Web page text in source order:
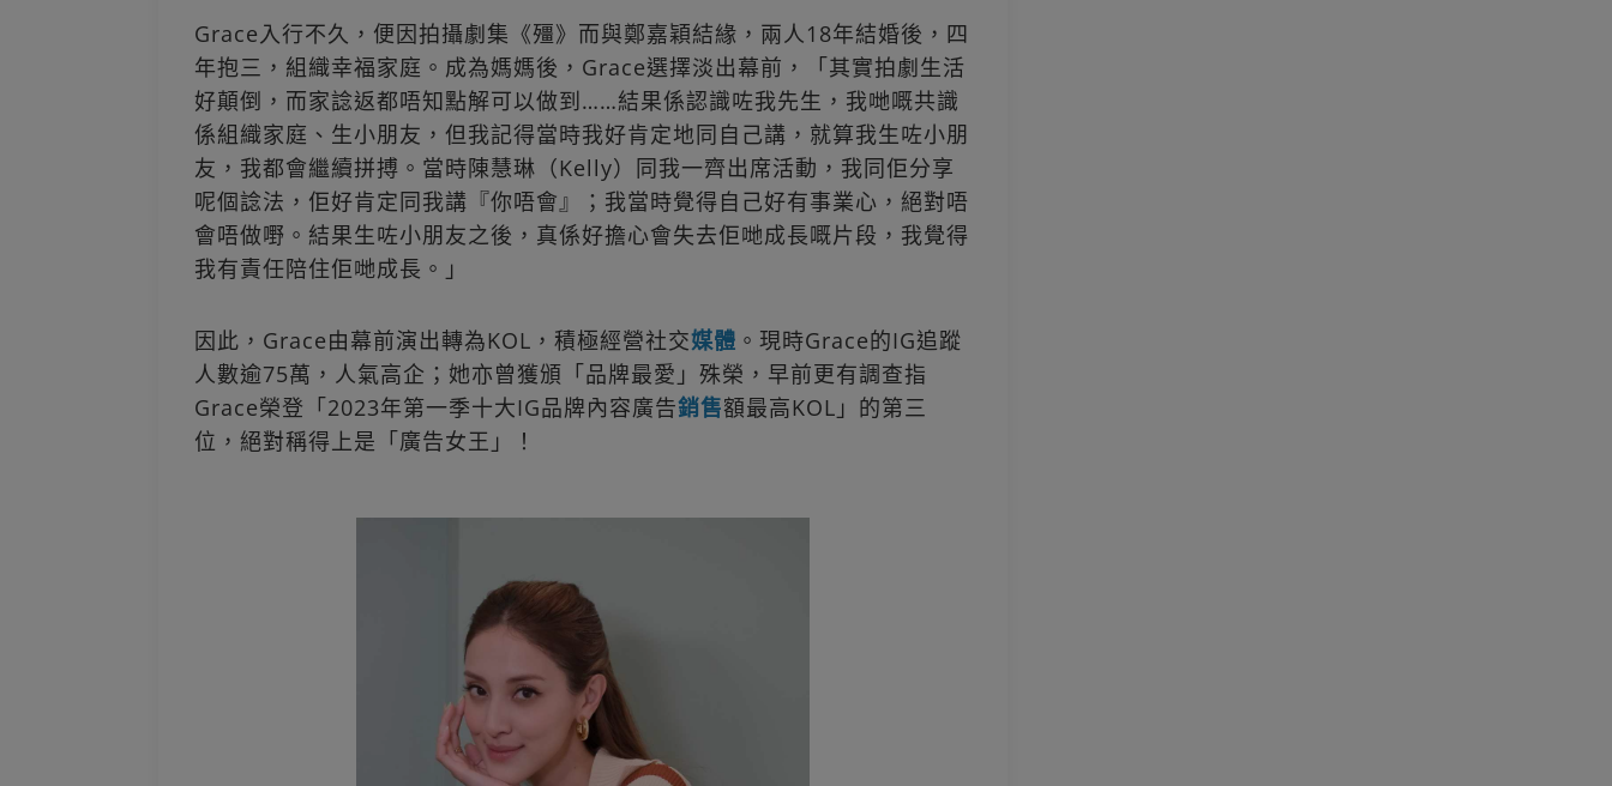
Grace入行不久，便因拍攝劇集《殭》而與鄭嘉穎結緣，兩人18年結婚後，四
年抱三，組織幸福家庭。成為媽媽後，Grace選擇淡出幕前，「其實拍劇生活
好顛倒，而家諗返都唔知點解可以做到……結果係認識咗我先生，我哋嘅共識
係組織家庭、生小朋友，但我記得當時我好肯定地同自己講，就算我生咗小朋
友，我都會繼續拼搏。當時陳慧琳（Kelly）同我一齊出席活動，我同佢分享
呢個諗法，佢好肯定同我講『你唔會』；我當時覺得自己好有事業心，絕對唔
會唔做嘢。結果生咗小朋友之後，真係好擔心會失去佢哋成長嘅片段，我覺得
我有責任陪住佢哋成長。」
因此，Grace由幕前演出轉為KOL，積極經營社交媒體 。現時Grace的IG追蹤
人數逾75萬，人氣高企；她亦曾獲頒「品牌最愛」殊榮，早前更有調查指
Grace榮登「2023年第一季十大IG品牌內容廣告銷售額最高KOL」的第三
位，絕對稱得上是「廣告女王」！